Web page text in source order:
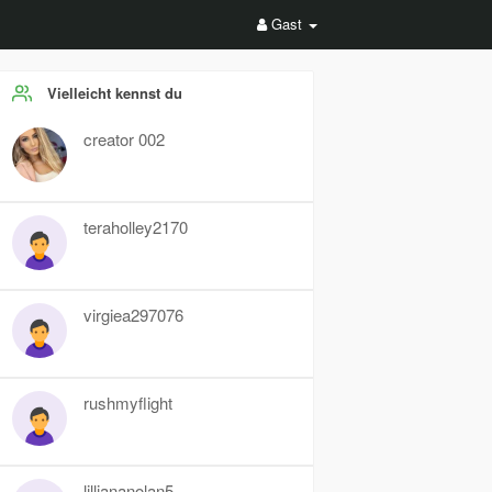
Gast
Vielleicht kennst du
creator 002
teraholley2170
virgiea297076
rushmyflight